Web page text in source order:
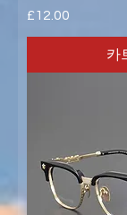
가격
£12.00
카